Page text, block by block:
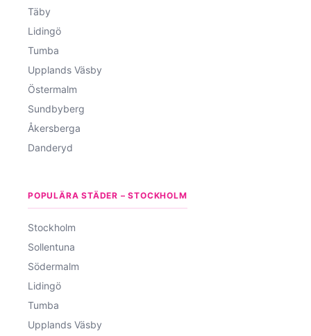
Täby
Lidingö
Tumba
Upplands Väsby
Östermalm
Sundbyberg
Åkersberga
Danderyd
POPULÄRA STÄDER – STOCKHOLM
Stockholm
Sollentuna
Södermalm
Lidingö
Tumba
Upplands Väsby